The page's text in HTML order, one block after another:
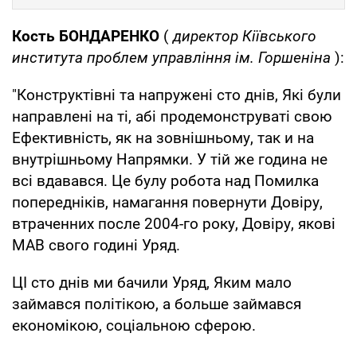
Кость БОНДАРЕНКО (директор Кіївського
института проблем управління ім. Горшеніна ):
"Конструктівні та напружені сто днів, Які були
направлені на ті, абі продемонструваті свою
Ефективність, як на зовнішньому, так и на
внутрішньому Напрямки. У тій же година не
всі вдавався. Це булу робота над Помилка
попередніків, намагання повернути Довіру,
втраченних после 2004-го року, Довіру, якові
МАВ свого годині Уряд.
ЦІ сто днів ми бачили Уряд, Яким мало
займався політікою, а больше займався
економікою, соціальною сферою.